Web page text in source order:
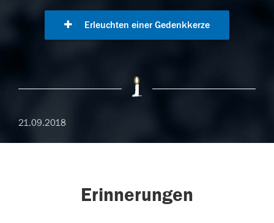
Erleuchten einer Gedenkkerze
21.09.2018
Erinnerungen